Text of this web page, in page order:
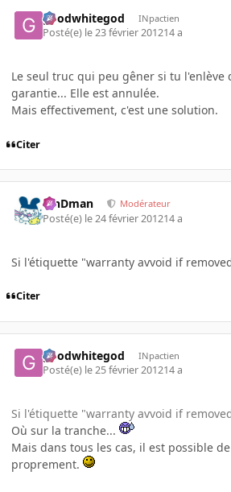
goodwhitegod INpactien
Posté(e) le 23 février 201214 a
Le seul truc qui peu gêner si tu l'enlève
garantie... Elle est annulée.
Mais effectivement, c'est une solution.
Citer
RinDman Modérateur
Posté(e) le 24 février 201214 a
Si l'étiquette "warranty avvoid if
Citer
goodwhitegod INpactien
Posté(e) le 25 février 201214 a
Si l'étiquette "warranty avvoid if
Où sur la tranche...
Mais dans tous les cas, il est possible
proprement.